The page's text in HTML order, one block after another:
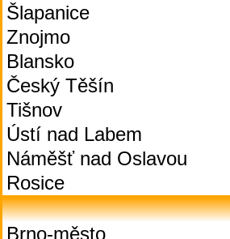
Šlapanice
Znojmo
Blansko
Český Těšín
Tišnov
Ústí nad Labem
Náměšť nad Oslavou
Rosice
Brno-město